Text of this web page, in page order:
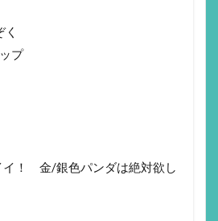
プ
！ 金/銀色パンダは絶対欲し